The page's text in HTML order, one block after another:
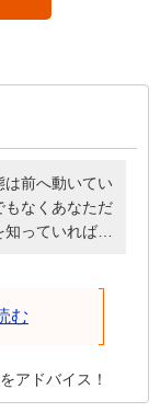
は前へ動いてい
もなくあなただ
っていれば、
明るく元気に
す。
む
アドバイス！